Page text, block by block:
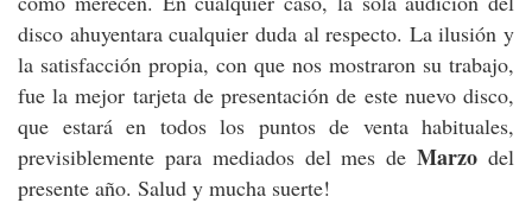
disco ahuyentara cualquier duda al respecto. La ilusión y
la satisfacción propia, con que nos mostraron su trabajo,
fue la mejor tarjeta de presentación de este nuevo disco,
que estará en todos los puntos de venta habituales,
previsiblemente para mediados del mes deMarzo del
presente año. Salud y mucha suerte!